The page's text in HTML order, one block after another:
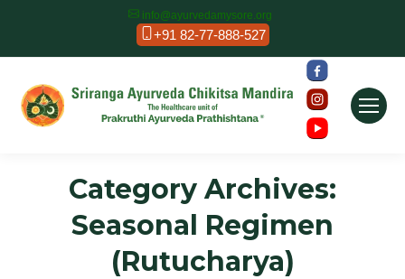
info@ayurvedamysore.org
+91 82-77-888-527
Category Archives:
Seasonal Regimen
(Rutucharya)